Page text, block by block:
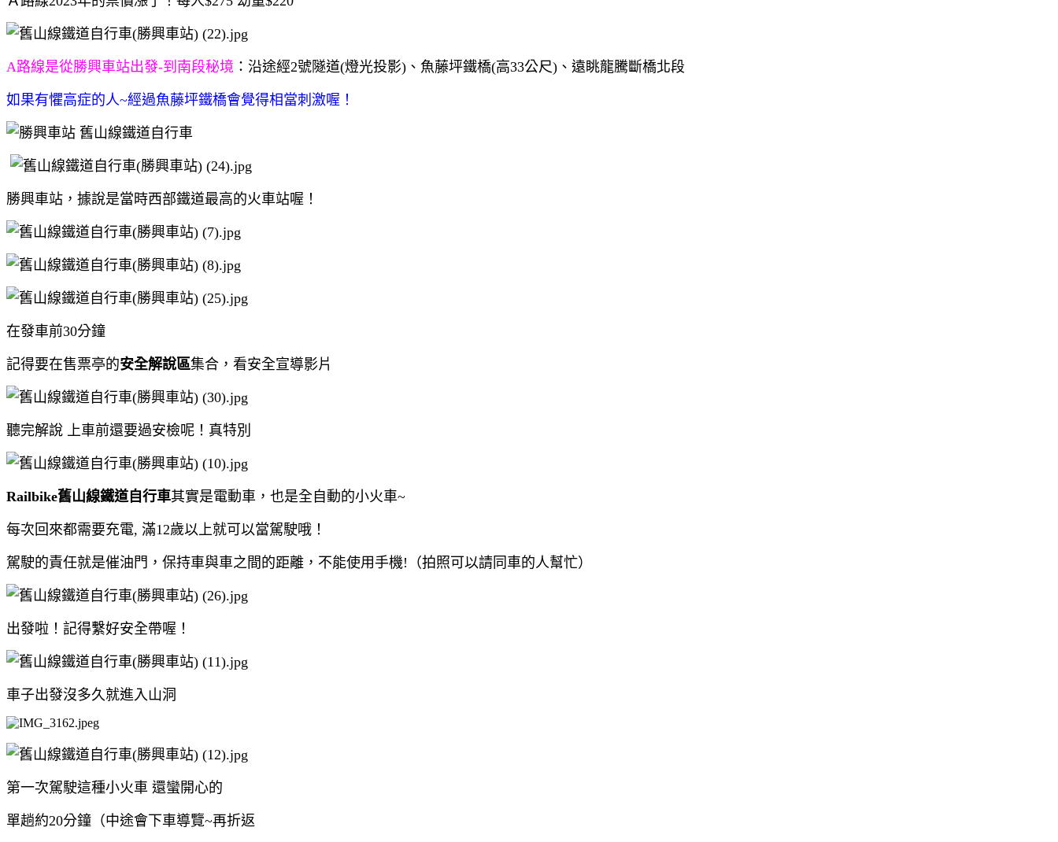
A路線是從勝興車站出發-到南段秘境 ：沿途經2號隧道(燈光投影)、魚藤坪鐵橋(高33公尺)、遠眺龍騰斷橋北段
如果有懼高症的人~經過魚藤坪鐵橋會覺得相當刺激喔！
勝興車站，據說是當時西部鐵道最高的火車站喔！
在發車前30分鐘
記得要在售票亭的安全解說區集合，看安全宣導影片
聽完解說 上車前還要過安檢呢！真特別
Railbike舊山線鐵道自行車其實是電動車，也是全自動的小火車~
每次回來都需要充電, 滿12歲以上就可以當駕駛哦！
駕駛的責任就是催油門，保持車與車之間的距離，不能使用手機!（拍照可以請同車的人幫忙）
出發啦！記得繫好安全帶喔！
車子出發沒多久就進入山洞
第一次駕駛這種小火車 還蠻開心的
單趟約20分鐘（中途會下車導覽~再折返